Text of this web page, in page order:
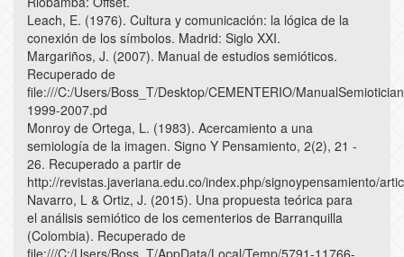
Leach, E. (1976). Cultura y comunicación: la lógica de la
conexión de los símbolos. Madrid: Siglo XXI.
Margariños, J. (2007). Manual de estudios semióticos.
Recuperado de
file:///C:/Users/Boss_T/Desktop/CEMENTERIO/
1999-2007.pd
Monroy de Ortega, L. (1983). Acercamiento a una
semiología de la imagen. Signo Y Pensamiento, 2(2), 21 -
26. Recuperado a partir de
http://revistas.javeriana.edu.co/index.php/signoypensamiento/
Navarro, L & Ortiz, J. (2015). Una propuesta teórica para
el análisis semiótico de los cementerios de Barranquilla
(Colombia). Recuperado de
file:///C:/Users/Boss_T/AppData/Local/Temp/5791-11766-